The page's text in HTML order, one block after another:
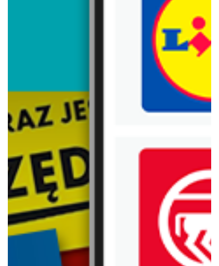
Trafiłeś na nieaktualną gazetkę
Zobacz aktualne gazetki Blix!
od dziś
Lidl
aktualna
Carrefour
W sumie od czwartku weekend okazji
WIĘCEJ GAZETEK